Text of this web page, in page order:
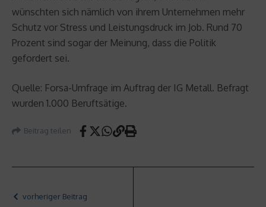
wünschten sich nämlich von ihrem Unternehmen mehr
Schutz vor Stress und Leistungsdruck im Job. Rund 70
Prozent sind sogar der Meinung, dass die Politik
gefordert sei.
Quelle: Forsa-Umfrage im Auftrag der IG Metall. Befragt
wurden 1.000 Beruftsätige.
Beitrag teilen
vorheriger Beitrag